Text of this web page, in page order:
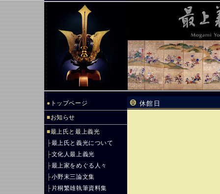
● トップページ
■お知らせ
■最上氏と最上義光
├最上氏と義光について
├文化人最上義光
├最上家をめぐる人々
├小野末三論文集
├ 片桐繁雄執筆資料集
休館日